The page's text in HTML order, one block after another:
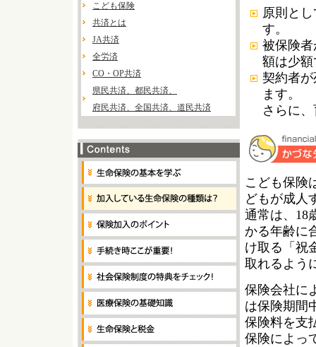
こども保険
共済とは
JA共済
全労済
CO・OP共済
県民共済、都民共済、
府民共済、全国共済、道民共済
原則と
す。
被保険
額は少
契約者
ます。
さらに
こども保険
どもが成人
通常は、18
かる年齢に
け取る「祝
取れるよう
保険会社に
は保険期間
保険料を支
保険によっ